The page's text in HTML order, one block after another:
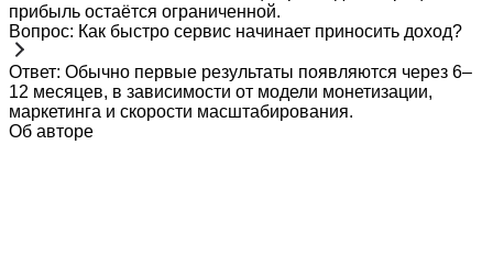
прибыль остаётся ограниченной.
Вопрос: Как быстро сервис начинает приносить доход?
Ответ: Обычно первые результаты появляются через 6–
12 месяцев, в зависимости от модели монетизации,
маркетинга и скорости масштабирования.
Об авторе